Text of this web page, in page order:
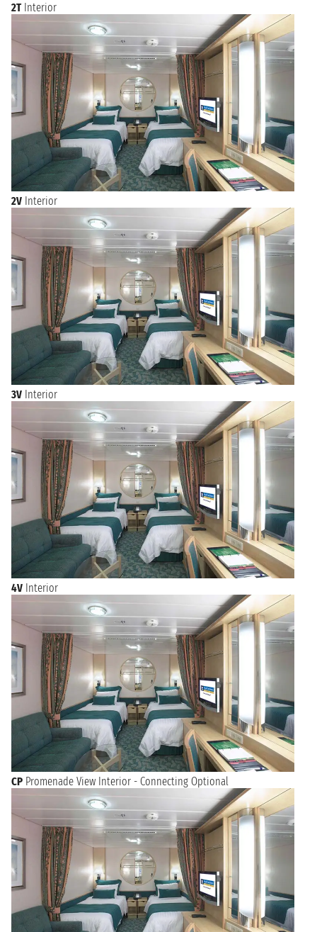
2T Interior
2V Interior
3V Interior
4V Interior
CP Promenade View Interior - Connecting Optional